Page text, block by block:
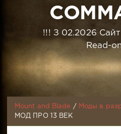
!!! З 02.2026
Read-
Mount and Blade /
Моды в
МОД ПРО 13 ВЕК